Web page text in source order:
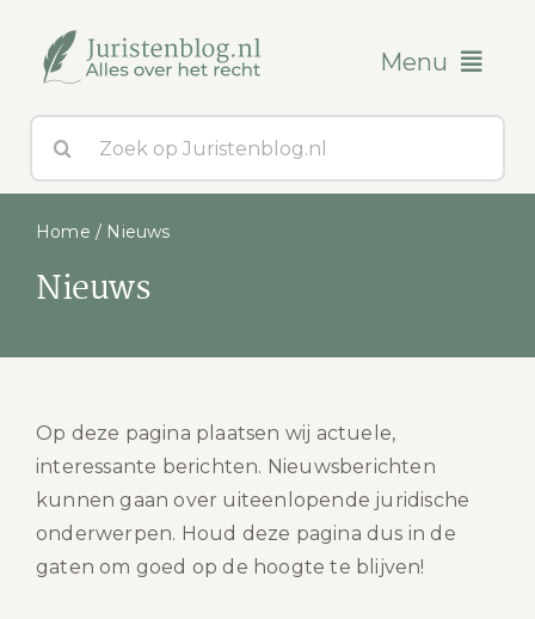
inhoud
Menu
Blogs
Over ons
Contact
naar:
Home / Nieuws
Nieuws
Op deze pagina plaatsen wij actuele,
interessante berichten. Nieuwsberichten
kunnen gaan over uiteenlopende juridische
onderwerpen. Houd deze pagina dus in de
gaten om goed op de hoogte te blijven!